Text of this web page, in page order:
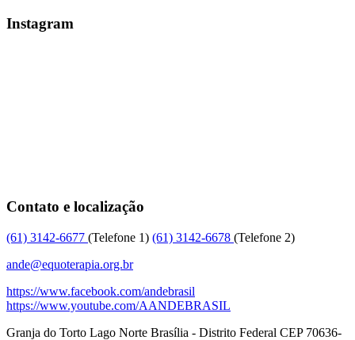
Instagram
Contato e localização
(61) 3142-6677 (Telefone 1) (61) 3142-6678 (Telefone 2)
ande@equoterapia.org.br
https://www.facebook.com/andebrasil
https://www.youtube.com/AANDEBRASIL
Granja do Torto Lago Norte Brasília - Distrito Federal CEP 70636-